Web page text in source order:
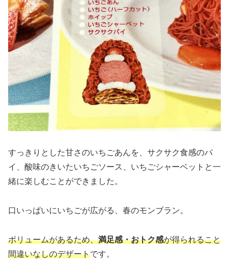
すっきりとした甘さのいちごあんを、サクサク食感のパ
イ、酸味のきいたいちごソース、いちごシャーベットと一
緒に楽しむことができました。
口いっぱいにいちごが広がる、春のモンブラン。
ボリュームがあるため、満足感・おトク感が得られること
間違いなしのデザートです。